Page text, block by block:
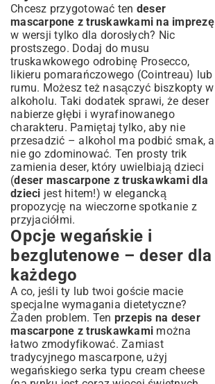
Chcesz przygotować ten deser
mascarpone z truskawkami na imprezę
w wersji tylko dla dorosłych? Nic
prostszego. Dodaj do musu
truskawkowego odrobinę Prosecco,
likieru pomarańczowego (Cointreau) lub
rumu. Możesz też nasączyć biszkopty w
alkoholu. Taki dodatek sprawi, że deser
nabierze głębi i wyrafinowanego
charakteru. Pamiętaj tylko, aby nie
przesadzić – alkohol ma podbić smak, a
nie go zdominować. Ten prosty trik
zamienia deser, który uwielbiają dzieci
(deser mascarpone z truskawkami dla
dzieci jest hitem!) w elegancką
propozycję na wieczorne spotkanie z
przyjaciółmi.
Opcje wegańskie i
bezglutenowe – deser dla
każdego
A co, jeśli ty lub twoi goście macie
specjalne wymagania dietetyczne?
Żaden problem. Ten przepis na deser
mascarpone z truskawkami można
łatwo zmodyfikować. Zamiast
tradycyjnego mascarpone, użyj
wegańskiego serka typu cream cheese